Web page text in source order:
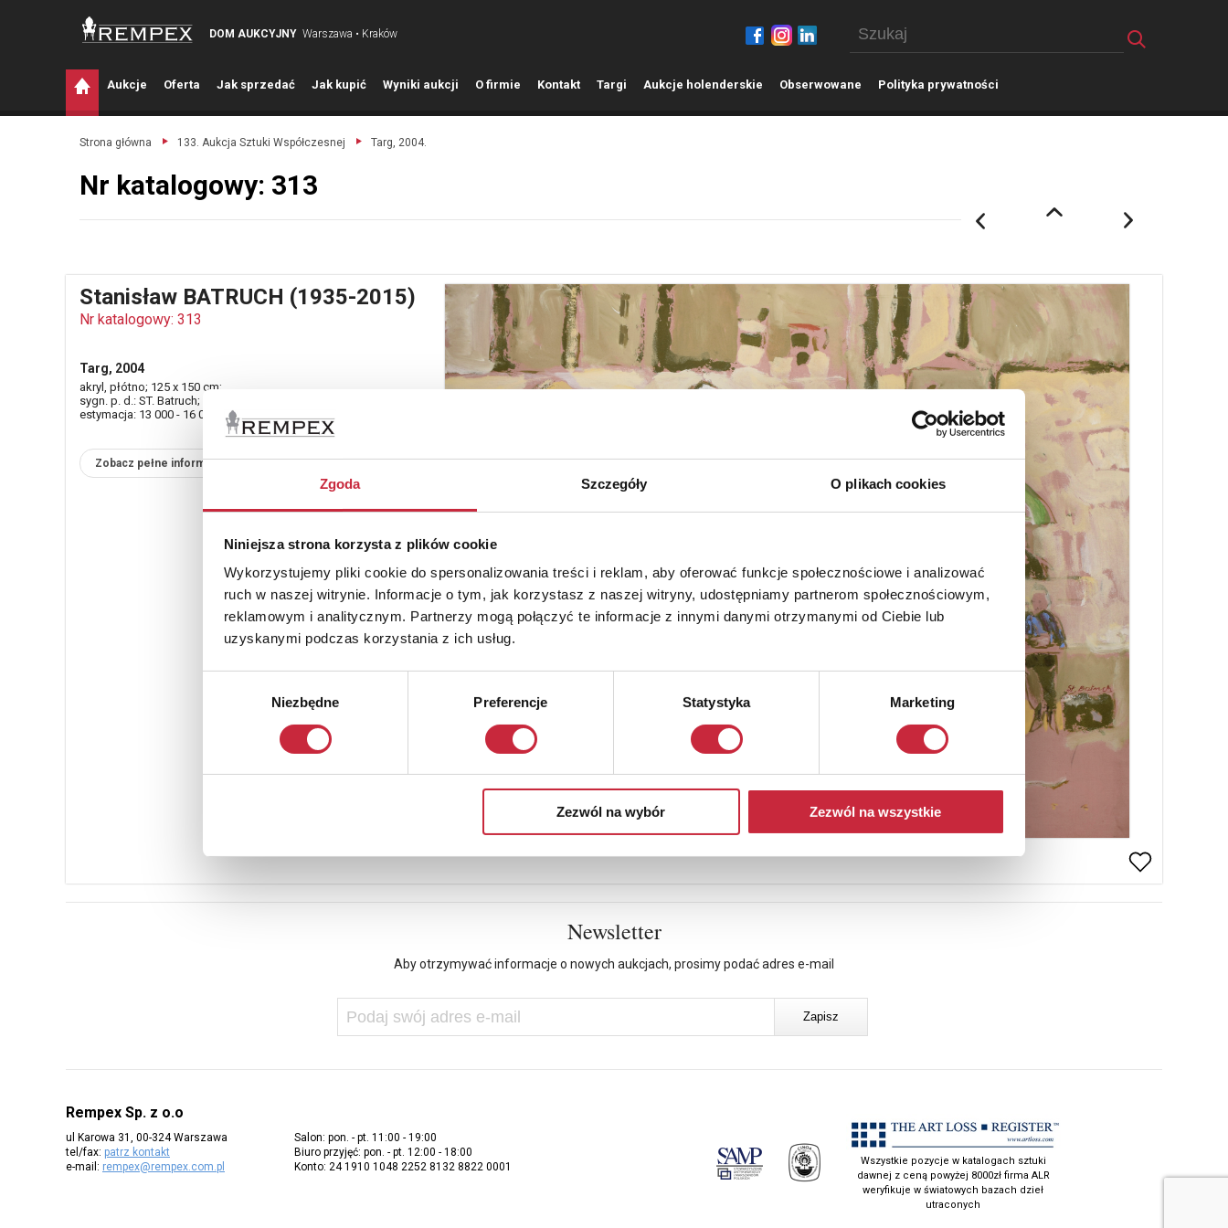
Zgoda Szczegóły O plikach cookies
Niniejsza strona korzysta z plików cookie
Wykorzystujemy pliki cookie do spersonalizowania treści i reklam, aby oferować funkcje społecznościowe i analizować
ruch w naszej witrynie. Informacje o tym, jak korzystasz z naszej witryny, udostępniamy partnerom społecznościowym,
reklamowym i analitycznym. Partnerzy mogą połączyć te informacje z innymi danymi otrzymanymi od Ciebie lub
uzyskanymi podczas korzystania z ich usług.
Niezbędne Preferencje Statystyka Marketing
Zezwól na wybór Zezwól na wszystkie
DOM AUKCYJNY Warszawa • Kraków
Aukcje Oferta Jak sprzedać Jak kupić Wyniki aukcji O firmie Kontakt Targi Aukcje holenderskie Obserwowane Polityka prywatności
Strona główna 133. Aukcja Sztuki Współczesnej Targ, 2004.
Nr katalogowy: 313
Stanisław BATRUCH (1935-2015)
Nr katalogowy: 313
Targ, 2004
akryl, płótno; 125 x 150 cm;
sygn. p. d.: ST. Batruch;
estymacja: 13 000 - 16 000 zł
Zobacz pełne informacje
Newsletter
Aby otrzymywać informacje o nowych aukcjach, prosimy podać adres e-mail
Rempex Sp. z o.o
ul Karowa 31, 00-324 Warszawa
tel/fax: patrz kontakt
e-mail: rempex@rempex.com.pl
Salon: pon. - pt. 11:00 - 19:00
Biuro przyjęć: pon. - pt. 12:00 - 18:00
Konto: 24 1910 1048 2252 8132 8822 0001
Wszystkie pozycje w katalogach sztuki
dawnej z ceną powyżej 8000zł firma ALR
weryfikuje w światowych bazach dzieł
utraconych